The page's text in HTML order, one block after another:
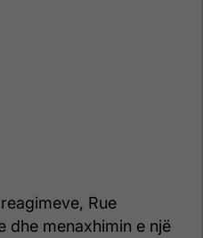
Rue
dhe menaxhimin e një